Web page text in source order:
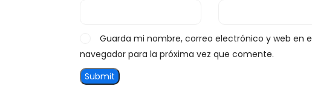
Guarda mi nombre, correo electrónico y web en
navegador para la próxima vez que comente.